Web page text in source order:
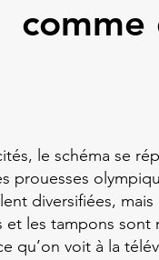
comme
le schéma se
prouesses
diversifiées,
et les tampons
qu’on voit à la